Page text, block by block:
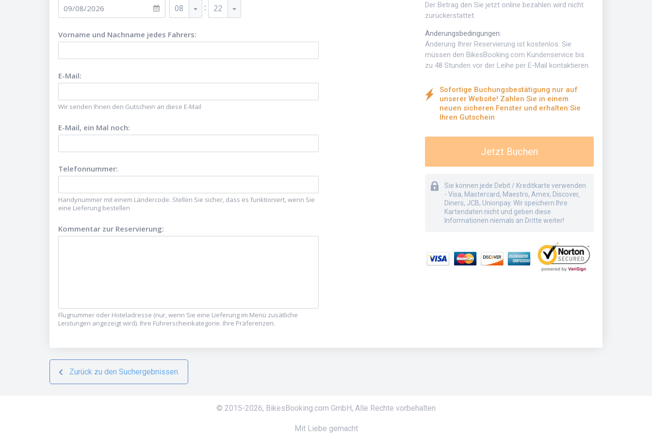
08 : 22
Vorname und Nachname jedes Fahrers:
E-Mail:
Wir senden Ihnen den Gutschein an diese E-Mail
E-Mail, ein Mal noch:
Telefonnummer:
Handynummer mit einem Ländercode. Stellen Sie sicher, dass es funktioniert, wenn Sie
eine Lieferung bestellen
Kommentar zur Reservierung:
Flugnummer oder Hoteladresse (nur, wenn Sie eine Lieferung im Menü zusätliche
Leistungen angezeigt wird). Ihre Führerscheinkategorie. Ihre Präferenzen.
Der Betrag den Sie jetzt online bezahlen wird nicht
zurückerstattet.
Änderungsbedingungen:
Änderung Ihrer Reservierung ist kostenlos. Sie
müssen den BikesBooking.com Kundenservice bis
zu 48 Stunden vor der Leihe per E-Mail kontaktieren.
Sofortige Buchungsbestätigung nur auf
unserer Website! Zahlen Sie in einem
neuen sicheren Fenster und erhalten Sie
Ihren Gutschein
Jetzt Buchen
Sie können jede Debit / Kreditkarte verwenden
- Visa, Mastercard, Maestro, Amex, Discover,
Diners, JCB, Unionpay. Wir speichern Ihre
Kartendaten nicht und geben diese
Informationen niemals an Dritte weiter!
Zurück zu den Suchergebnissen
© 2015-2026, BikesBooking.com GmbH, Alle Rechte vorbehalten
Mit Liebe gemacht